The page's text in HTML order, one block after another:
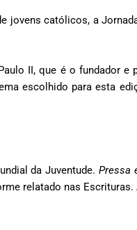
jovens católicos, a
II, que é o fundador e
escolhido para esta
da Juventude. Pressa
relatado nas